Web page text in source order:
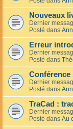
Nouveaux
Dernier
Posté dans
Erreur
Dernier
Posté dans
Conférence
Dernier
Posté dans
TraCad :
Dernier
Posté dans Au